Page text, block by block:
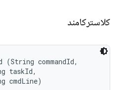
کلاسترکامند
(String commandId,
taskId,
cmdLine)